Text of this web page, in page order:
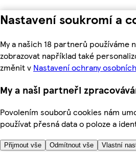
Nastavení soukromí a
My a našich 18 partnerů
zobrazovat například také
změnit v Nastavení ochrany
My a naši partneři
Povolením souborů cookies nám
používat přesná data o poloze a
Přijmout vše Odmítnout vše Vlastní